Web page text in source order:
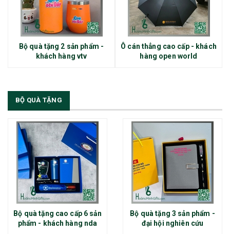
Bộ quà tặng 2 sản phẩm -
khách hàng vtv
Ô cán thẳng cao cấp - khách
hàng open world
BỘ QUÀ TẶNG
Bộ quà tặng cao cấp 6 sản
phẩm - khách hàng nda
Bộ quà tặng 3 sản phẩm -
đại hội nghiên cứu